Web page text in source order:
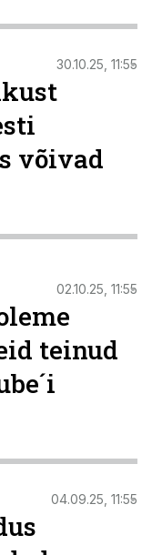
30.10.25, 11:55
võivad
02.10.25, 11:55
teinud
04.09.25, 11:55